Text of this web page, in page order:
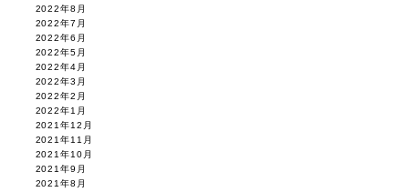
2022年8月
2022年7月
2022年6月
2022年5月
2022年4月
2022年3月
2022年2月
2022年1月
2021年12月
2021年11月
2021年10月
2021年9月
2021年8月